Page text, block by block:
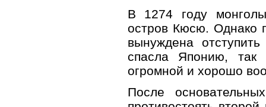
В 1274 году
остров Кюсю. Однако
вынуждена
спасла Японию,
огромной и хорошо
После